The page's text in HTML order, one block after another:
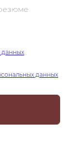
данных
данных